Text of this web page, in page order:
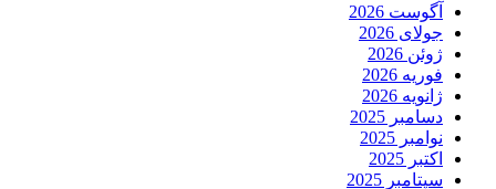
آگوست 2026
جولای 2026
ژوئن 2026
فوریه 2026
ژانویه 2026
دسامبر 2025
نوامبر 2025
اکتبر 2025
سپتامبر 2025